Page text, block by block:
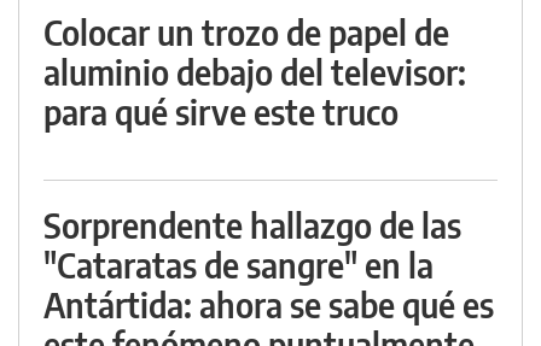
Colocar un trozo de papel de
aluminio debajo del televisor:
para qué sirve este truco
Sorprendente hallazgo de las
"Cataratas de sangre" en la
Antártida: ahora se sabe qué es